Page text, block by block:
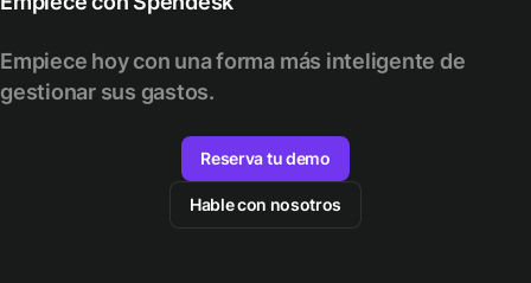
Empiece hoy con una forma más inteligente de
gestionar sus gastos.
Reserva tu demo
Hable con nosotros